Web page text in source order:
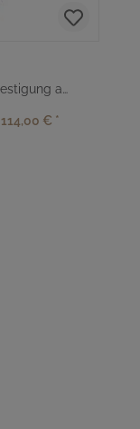
Grabvase zur Wandbefestigung aus Bronze
114,00 € *